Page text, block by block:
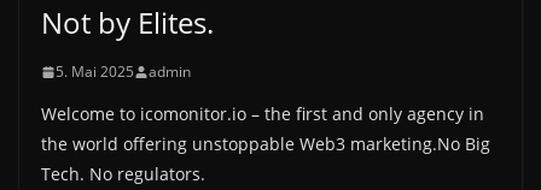
Not by Elites.
5. Mai 2025 admin
Welcome to icomonitor.io – the first and only agency in
the world offering unstoppable Web3 marketing.No Big
Tech. No regulators.